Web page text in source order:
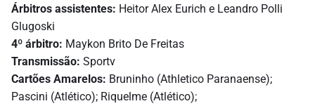
Árbitros assistentes: Heitor Alex Eurich e Leandro Polli
Glugoski
4º árbitro: Maykon Brito De Freitas
Transmissão: Sportv
Cartões Amarelos: Bruninho (Athletico Paranaense);
Pascini (Atlético); Riquelme (Atlético);